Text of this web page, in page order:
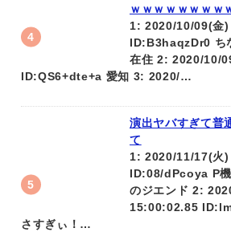
ｗｗｗｗｗｗｗｗ
1: 2020/10/09(金
ID:B3haqzDr0 ち
在住 2: 2020/10/
ID:QS6+dte+a 愛知 3: 2020/…
演出ヤバすぎて普
て
1: 2020/11/17(火
ID:08/dPcoya P機
のジエンド 2:
15:00:02.85
さすぎぃ！…